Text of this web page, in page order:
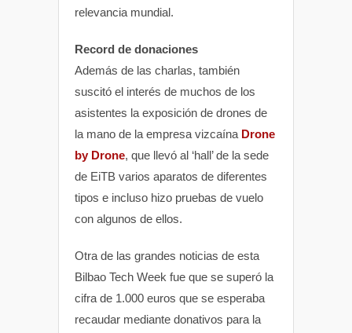
relevancia mundial.
Record de donaciones
Además de las charlas, también
suscitó el interés de muchos de los
asistentes la exposición de drones de
la mano de la empresa vizcaína Drone
by Drone, que llevó al ‘hall’ de la sede
de EiTB varios aparatos de diferentes
tipos e incluso hizo pruebas de vuelo
con algunos de ellos.
Otra de las grandes noticias de esta
Bilbao Tech Week fue que se superó la
cifra de 1.000 euros que se esperaba
recaudar mediante donativos para la